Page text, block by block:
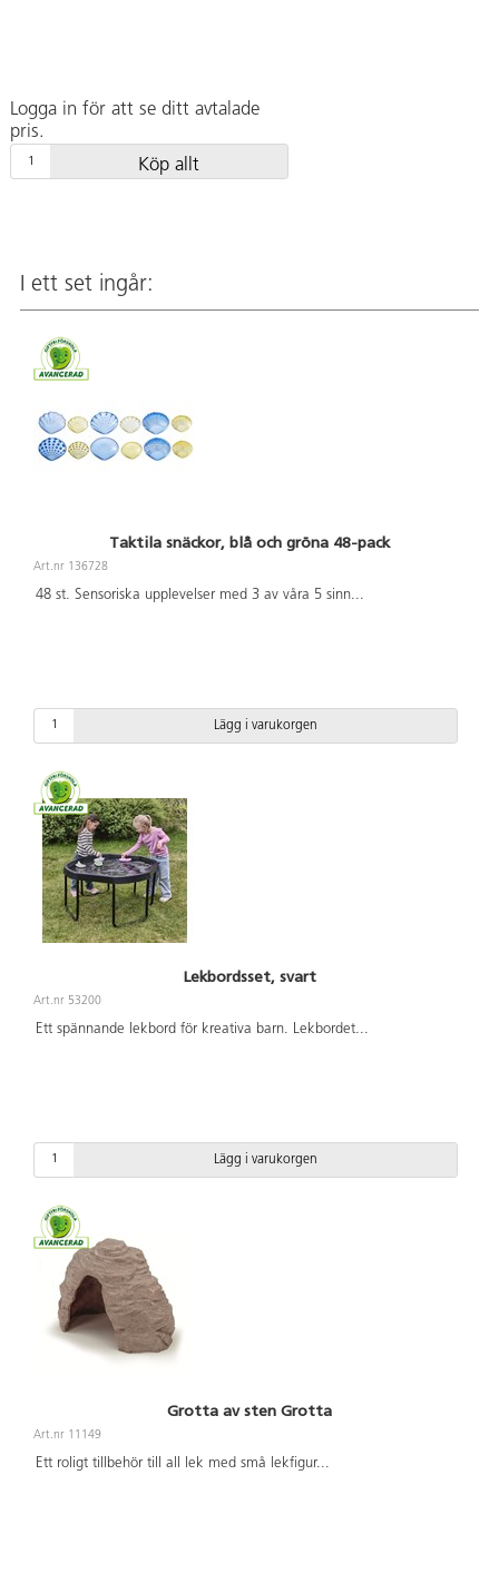
Logga in för att se ditt avtalade
pris.
Köp allt
I ett set ingår:
Taktila snäckor, blå och gröna 48-pack
Art.nr 136728
48 st. Sensoriska upplevelser med 3 av våra 5 sinn...
Lägg i varukorgen
Lekbordsset, svart
Art.nr 53200
Ett spännande lekbord för kreativa barn. Lekbordet...
Lägg i varukorgen
Grotta av sten Grotta
Art.nr 11149
Ett roligt tillbehör till all lek med små lekfigur...